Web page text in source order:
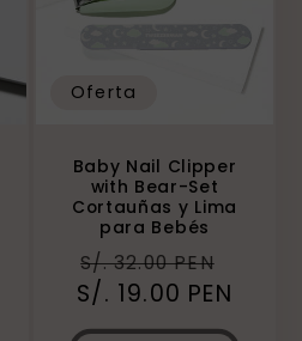
Oferta
Baby Nail Clipper
with Bear-Set
Cortauñas y Lima
para Bebés
Precio
habitual
S/. 32.00 PEN
de
S/. 19.00 PEN